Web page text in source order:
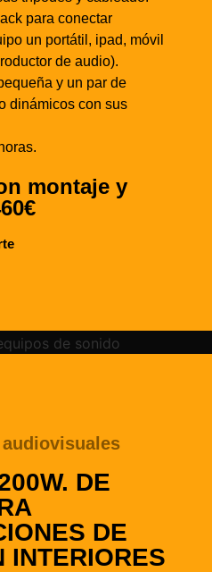
para conectar
un portátil, ipad, móvil
de audio).
y un par de
dinámicos con sus
montaje y
DE
DE
INTERIORES